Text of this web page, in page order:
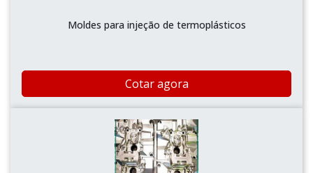
Moldes para injeção de termoplásticos
Cotar agora